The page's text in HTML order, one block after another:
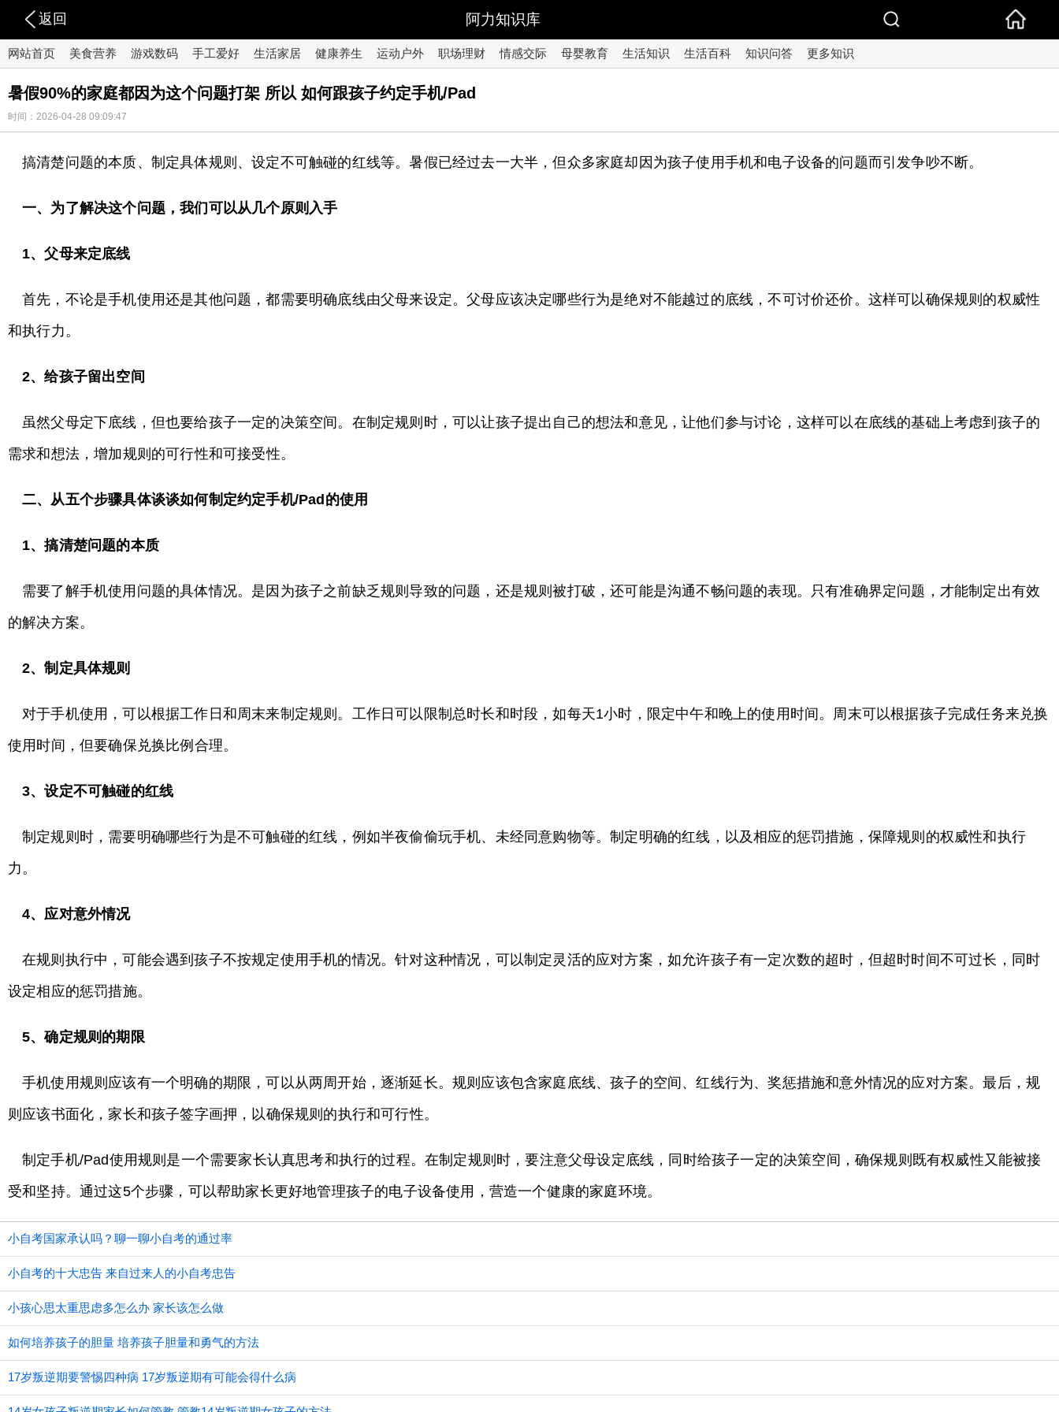
返回 阿力知识库
网站首页 美食营养 游戏数码 手工爱好 生活家居 健康养生 运动户外 职场理财 情感交际 母婴教育 生活知识 生活百科 知识问答 更多知识
暑假90%的家庭都因为这个问题打架 所以 如何跟孩子约定手机/Pad
时间：2026-04-28 09:09:47
搞清楚问题的本质、制定具体规则、设定不可触碰的红线等。暑假已经过去一大半，但众多家庭却因为孩子使用手机和电子设备的问题而引发争吵不断。
一、为了解决这个问题，我们可以从几个原则入手
1、父母来定底线
首先，不论是手机使用还是其他问题，都需要明确底线由父母来设定。父母应该决定哪些行为是绝对不能越过的底线，不可讨价还价。这样可以确保规则的权威性
和执行力。
2、给孩子留出空间
虽然父母定下底线，但也要给孩子一定的决策空间。在制定规则时，可以让孩子提出自己的想法和意见，让他们参与讨论，这样可以在底线的基础上考虑到孩子的
需求和想法，增加规则的可行性和可接受性。
二、从五个步骤具体谈谈如何制定约定手机/Pad 的使用
1、搞清楚问题的本质
需要了解手机使用问题的具体情况。是因为孩子之前缺乏规则导致的问题，还是规则被打破，还可能是沟通不畅问题的表现。只有准确界定问题，才能制定出有效
的解决方案。
2、制定具体规则
对于手机使用，可以根据工作日和周末来制定规则。工作日可以限制总时长和时段，如每天1小时，限定中午和晚上的使用时间。周末可以根据孩子完成任务来兑换
使用时间，但要确保兑换比例合理。
3、设定不可触碰的红线
制定规则时，需要明确哪些行为是不可触碰的红线，例如半夜偷偷玩手机、未经同意购物等。制定明确的红线，以及相应的惩罚措施，保障规则的权威性和执行
力。
4、应对意外情况
在规则执行中，可能会遇到孩子不按规定使用手机的情况。针对这种情况，可以制定灵活的应对方案，如允许孩子有一定次数的超时，但超时时间不可过长，同时
设定相应的惩罚措施。
5、确定规则的期限
手机使用规则应该有一个明确的期限，可以从两周开始，逐渐延长。规则应该包含家庭底线、孩子的空间、红线行为、奖惩措施和意外情况的应对方案。最后，规
则应该书面化，家长和孩子签字画押，以确保规则的执行和可行性。
制定手机/Pad使用规则是一个需要家长认真思考和执行的过程。在制定规则时，要注意父母设定底线，同时给孩子一定的决策空间，确保规则既有权威性又能被接
受和坚持。通过这5个步骤，可以帮助家长更好地管理孩子的电子设备使用，营造一个健康的家庭环境。
小自考国家承认吗？聊一聊小自考的通过率
小自考的十大忠告 来自过来人的小自考忠告
小孩心思太重思虑多怎么办 家长该怎么做
如何培养孩子的胆量 培养孩子胆量和勇气的方法
17岁叛逆期要警惕四种病 17岁叛逆期有可能会得什么病